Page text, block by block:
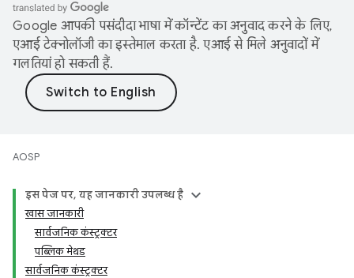
Google आपकी पसंदीदा भाषा में कॉन्टेंट का अनुवाद करने के लिए,
एआई टेक्नोलॉजी का इस्तेमाल करता है. एआई से मिले अनुवादों में
गलतियां हो सकती हैं.
AOSP
इस पेज पर, यह जानकारी उपलब्ध है
खास जानकारी
सार्वजनिक कंस्ट्रक्टर
पब्लिक मेथड
सार्वजनिक कंस्ट्रक्टर